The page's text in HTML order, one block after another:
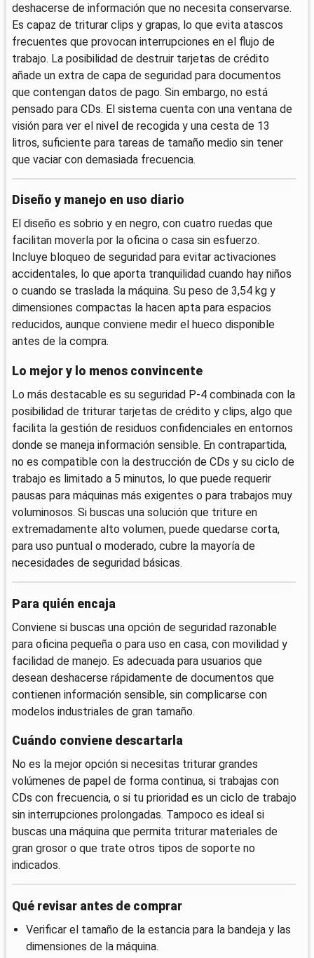
deshacerse de información que no necesita conservarse.
Es capaz de triturar clips y grapas, lo que evita atascos
frecuentes que provocan interrupciones en el flujo de
trabajo. La posibilidad de destruir tarjetas de crédito
añade un extra de capa de seguridad para documentos
que contengan datos de pago. Sin embargo, no está
pensado para CDs. El sistema cuenta con una ventana de
visión para ver el nivel de recogida y una cesta de 13
litros, suficiente para tareas de tamaño medio sin tener
que vaciar con demasiada frecuencia.
Diseño y manejo en uso diario
El diseño es sobrio y en negro, con cuatro ruedas que
facilitan moverla por la oficina o casa sin esfuerzo.
Incluye bloqueo de seguridad para evitar activaciones
accidentales, lo que aporta tranquilidad cuando hay niños
o cuando se traslada la máquina. Su peso de 3,54 kg y
dimensiones compactas la hacen apta para espacios
reducidos, aunque conviene medir el hueco disponible
antes de la compra.
Lo mejor y lo menos convincente
Lo más destacable es su seguridad P-4 combinada con la
posibilidad de triturar tarjetas de crédito y clips, algo que
facilita la gestión de residuos confidenciales en entornos
donde se maneja información sensible. En contrapartida,
no es compatible con la destrucción de CDs y su ciclo de
trabajo es limitado a 5 minutos, lo que puede requerir
pausas para máquinas más exigentes o para trabajos muy
voluminosos. Si buscas una solución que triture en
extremadamente alto volumen, puede quedarse corta,
para uso puntual o moderado, cubre la mayoría de
necesidades de seguridad básicas.
Para quién encaja
Conviene si buscas una opción de seguridad razonable
para oficina pequeña o para uso en casa, con movilidad y
facilidad de manejo. Es adecuada para usuarios que
desean deshacerse rápidamente de documentos que
contienen información sensible, sin complicarse con
modelos industriales de gran tamaño.
Cuándo conviene descartarla
No es la mejor opción si necesitas triturar grandes
volúmenes de papel de forma continua, si trabajas con
CDs con frecuencia, o si tu prioridad es un ciclo de trabajo
sin interrupciones prolongadas. Tampoco es ideal si
buscas una máquina que permita triturar materiales de
gran grosor o que trate otros tipos de soporte no
indicados.
Qué revisar antes de comprar
Verificar el tamaño de la estancia para la bandeja y las
dimensiones de la máquina.